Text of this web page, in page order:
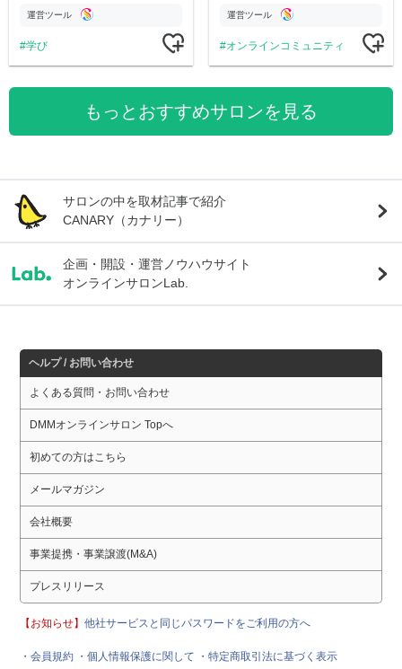
す運営ツール
学び
公開。
運営ツール
オンラインコミュニティ
もっとおすすめサロンを見る
サロンの中を取材記事で紹介
CANARY（カナリー）
企画・開設・運営ノウハウサイト
オンラインサロンLab.
ヘルプ / お問い合わせ
よくある質問・お問い合わせ
DMMオンラインサロン Topへ
初めての方はこちら
メールマガジン
会社概要
事業提携・事業譲渡(M&A)
プレスリリース
【お知らせ】他社サービスと同じパスワードをご利用の方へ
・会員規約 ・個人情報保護に関して ・特定商取引法に基づく表示